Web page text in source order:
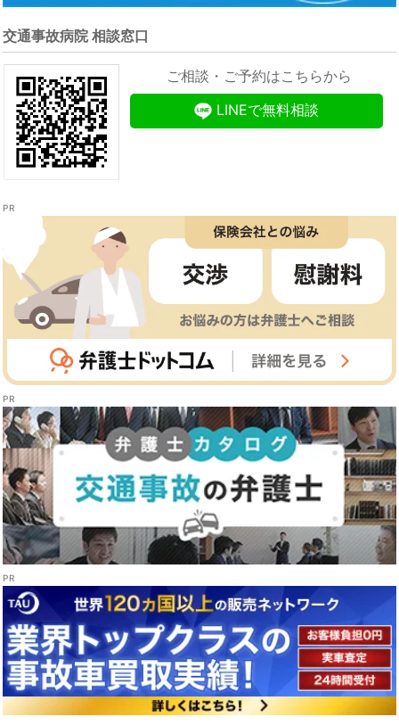
交通事故病院 相談窓口
ご相談・ご予約はこちらから
LINEで無料相談